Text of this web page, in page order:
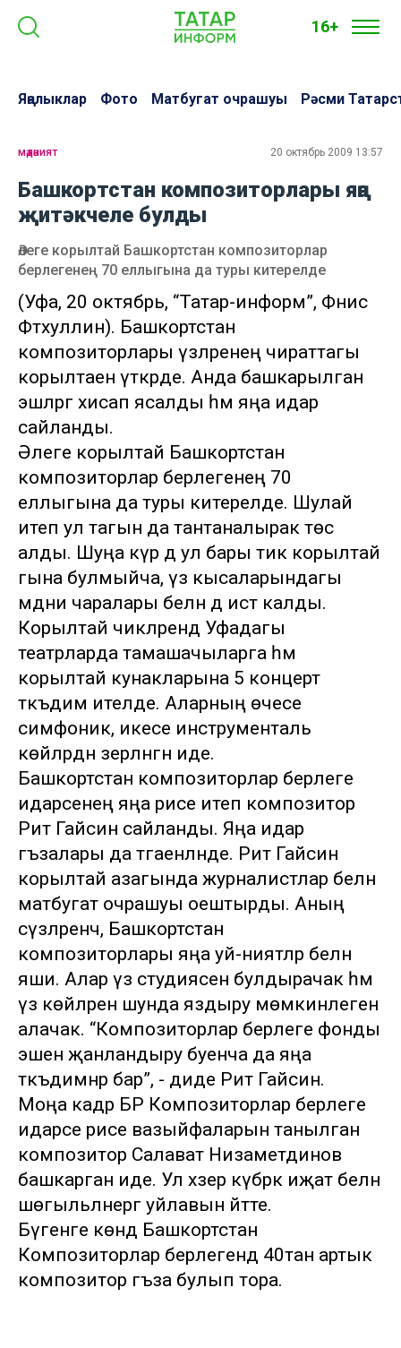
16+
Яңалыклар Фото Матбугат очрашуы Рәсми
мәдәният 20 октябрь 2009 13:57
Башкортстан композиторлары яңа
җитәкчеле булды
Әлеге корылтай Башкортстан композиторлар
берлегенең 70 еллыгына да туры китерелде
(Уфа, 20 октябрь, “Татар-информ”, Фәнис
Фәтхуллин). Башкортстан
композиторлары үзләренең чираттагы
корылтаен үткәрде. Анда башкарылган
эшләргә хисап ясалды һәм яңа идарә
сайланды.
Әлеге корылтай Башкортстан
композиторлар берлегенең 70
еллыгына да туры китерелде. Шулай
итеп ул тагын да тантаналырак төс
алды. Шуңа күрә дә ул бары тик корылтай
гына булмыйча, үз кысаларындагы
мәдәни чаралары белән дә истә калды.
Корылтай чикләрендә Уфадагы
театрларда тамашачыларга һәм
корылтай кунакларына 5 концерт
тәкъдим ителде. Аларның өчесе
симфоник, икесе инструменталь
көйләрдән әзерләнгән иде.
Башкортстан композиторлар берлеге
идарәсенең яңа рәисе итеп композитор
Рәит Гайсин сайланды. Яңа идарә
әгъзалары да тәгаенләнде. Рәит Гайсин
корылтай азагында журналистлар белән
матбугат очрашуы оештырды. Аның
сүзләренчә, Башкортстан
композиторлары яңа уй-ниятләр белән
яши. Алар үз студиясен булдырачак һәм
үз көйләрен шунда яздыру мөмкинлеген
алачак. “Композиторлар берлеге фонды
эшен җанландыру буенча да яңа
тәкъдимнәр бар”, - диде Рәит Гайсин.
Моңа кадәр БР Композиторлар берлеге
идарәсе рәисе вазыйфаларын танылган
композитор Салават Низаметдинов
башкарган иде. Ул хәзер күбрәк иҗат белән
шөгыльләнергә уйлавын әйтте.
Бүгенге көндә Башкортстан
Композиторлар берлегендә 40тан артык
композитор әгъза булып тора.